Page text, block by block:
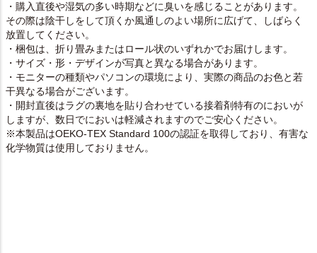
・購入直後や湿気の多い時期などに臭いを感じることがあります。
その際は陰干しをして頂くか風通しのよい場所に広げて、しばらく
放置してください。
・梱包は、折り畳みまたはロール状のいずれかでお届けします。
・サイズ・形・デザインが写真と異なる場合があります。
・モニターの種類やパソコンの環境により、実際の商品のお色と若
干異なる場合がございます。
・開封直後はラグの裏地を貼り合わせている接着剤特有のにおいが
しますが、数日でにおいは軽減されますのでご安心ください。
※本製品はOEKO-TEX Standard 100の認証を取得しており、有害な
化学物質は使用しておりません。